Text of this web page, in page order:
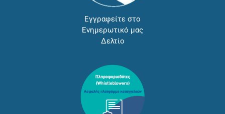
Εγγραφείτε στο
Ενημερωτικό μας
Δελτίο